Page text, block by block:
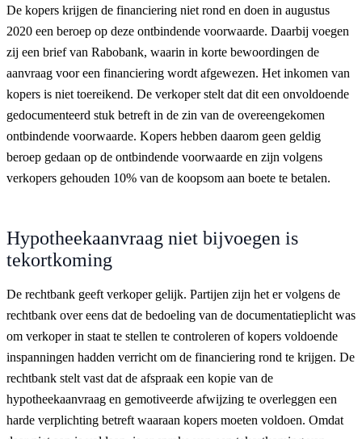
De kopers krijgen de financiering niet rond en doen in augustus
2020 een beroep op deze ontbindende voorwaarde. Daarbij voegen
zij een brief van Rabobank, waarin in korte bewoordingen de
aanvraag voor een financiering wordt afgewezen. Het inkomen van
kopers is niet toereikend. De verkoper stelt dat dit een onvoldoende
gedocumenteerd stuk betreft in de zin van de overeengekomen
ontbindende voorwaarde. Kopers hebben daarom geen geldig
beroep gedaan op de ontbindende voorwaarde en zijn volgens
verkopers gehouden 10% van de koopsom aan boete te betalen.
Hypotheekaanvraag niet bijvoegen is
tekortkoming
De rechtbank geeft verkoper gelijk. Partijen zijn het er volgens de
rechtbank over eens dat de bedoeling van de documentatieplicht was
om verkoper in staat te stellen te controleren of kopers voldoende
inspanningen hadden verricht om de financiering rond te krijgen. De
rechtbank stelt vast dat de afspraak een kopie van de
hypotheekaanvraag en gemotiveerde afwijzing te overleggen een
harde verplichting betreft waaraan kopers moeten voldoen. Omdat